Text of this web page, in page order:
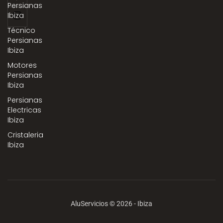
Persianas
Ibiza
Técnico
Persianas
Ibiza
Motores
Persianas
Ibiza
Persianas
Electricas
Ibiza
Cristaleria
Ibiza
AluServicios © 2026 - Ibiza